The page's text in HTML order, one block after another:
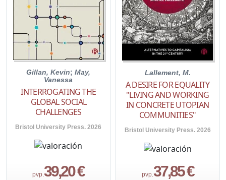
Gillan, Kevin;May,
Vanessa
INTERROGATING THE
GLOBAL SOCIAL
CHALLENGES
Bristol University Press. 2026
pvp.39,20 €
Lallement, M.
A DESIRE FOR EQUALITY
"LIVING AND WORKING
IN CONCRETE UTOPIAN
COMMUNITIES"
Bristol University Press. 2026
pvp.37,85 €